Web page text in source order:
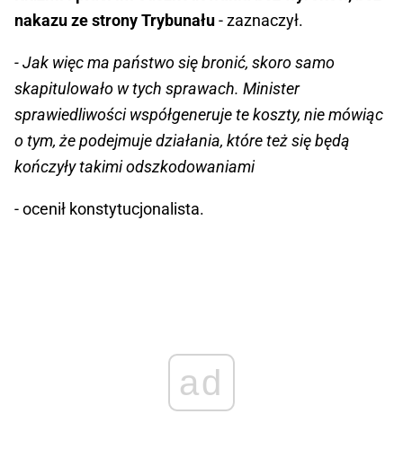
nakazu ze strony Trybunału- zaznaczył.
- Jak więc ma państwo się bronić, skoro samo
skapitulowało w tych sprawach. Minister
sprawiedliwości współgeneruje te koszty, nie mówiąc
o tym, że podejmuje działania, które też się będą
kończyły takimi odszkodowaniami
- ocenił konstytucjonalista.
ad